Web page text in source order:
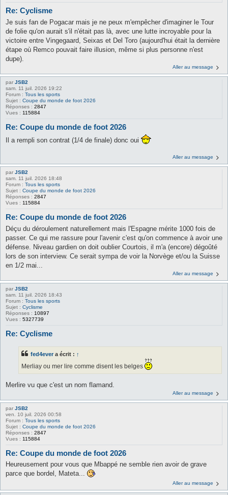
Re: Cyclisme
Je suis fan de Pogacar mais je ne peux m'empêcher d'imaginer le Tour
de folie qu'on aurait s'il n'était pas là, avec une lutte incroyable pour la
victoire entre Vingegaard, Seixas et Del Toro (aujourd'hui était la dernière
étape où Remco pouvait faire illusion, même si plus personne n'est
dupe).
Aller au message
par JSB2
sam. 11 juil. 2026 19:22
Forum : Tous les sports
Sujet : Coupe du monde de foot 2026
Réponses : 2847
Vues : 115884
Re: Coupe du monde de foot 2026
Il a rempli son contrat (1/4 de finale) donc oui
Aller au message
par JSB2
sam. 11 juil. 2026 18:48
Forum : Tous les sports
Sujet : Coupe du monde de foot 2026
Réponses : 2847
Vues : 115884
Re: Coupe du monde de foot 2026
Déçu du déroulement naturellement mais l'Espagne mérite 1000 fois de
passer. Ce qui me rassure pour l'avenir c'est qu'on commence à avoir une
défense. Niveau gardien on doit oublier Courtois, il m'a (encore) dégoûté
lors de son interview. Ce serait sympa de voir la Norvège et/ou la Suisse
en 1/2 mai...
Aller au message
par JSB2
sam. 11 juil. 2026 18:43
Forum : Tous les sports
Sujet : Cyclisme
Réponses : 10897
Vues : 5327739
Re: Cyclisme
fed4ever a écrit : ↑
Merliay ou mer lire comme disent les belges
Merlire vu que c'est un nom flamand.
Aller au message
par JSB2
ven. 10 juil. 2026 00:58
Forum : Tous les sports
Sujet : Coupe du monde de foot 2026
Réponses : 2847
Vues : 115884
Re: Coupe du monde de foot 2026
Heureusement pour vous que Mbappé ne semble rien avoir de grave
parce que bordel, Mateta...
Aller au message